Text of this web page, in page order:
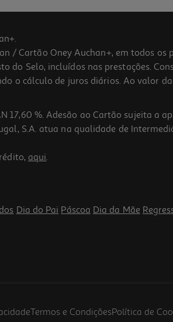
/ Cartão Oney Auchan+, em todos
do Selo, incluídos nas prestações.
o cálculo de juros diários. Ao valor
17,60 %. Adesão ao Cartão sujeita a
S.A. atua na qualidade de
aqui.
Dia do Pai Páscoa Dia da Mãe
Termos e CondiçõesPolítica de